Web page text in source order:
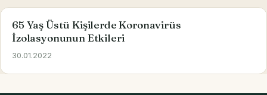
65 Yaş Üstü Kişilerde Koronavirüs
İzolasyonunun Etkileri
30.01.2022